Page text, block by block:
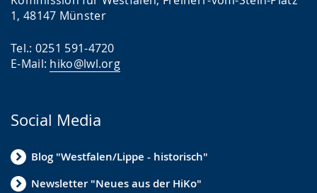
1, 48147 Münster
Tel.: 0251 591-4720
E-Mail: hiko@lwl.org
Social Media
Blog "Westfalen/Lippe - historisch"
Newsletter "Neues aus der HiKo"